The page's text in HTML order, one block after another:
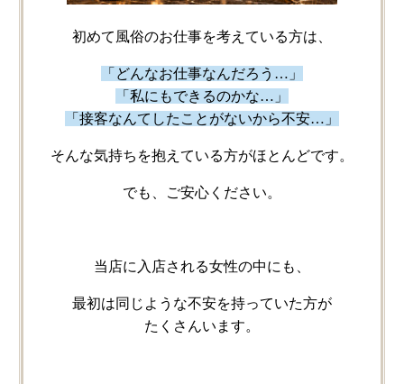
初めて​風俗の​お仕事を​考えている方は、
「どんな​お仕事なんだろう…」
「私にも​できるのかな…」
「接客なんて​した​ことがないから​不安…」
そんな​気持ちを​抱えている​方が​ほとんどです。
でも、​ご安心ください。
当店に​入店される​女性の​中にも、
最初は​同じような​不安を​持っていた方が​
たくさんいます。